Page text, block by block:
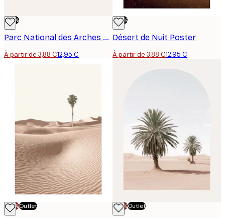
-70%
Parc National des Arches Poster
À partir de 3,88 €12,95 €
-70%
Désert de Nuit Poster
À partir de 3,88 €12,95 €
-70%Outlet -70%Outlet